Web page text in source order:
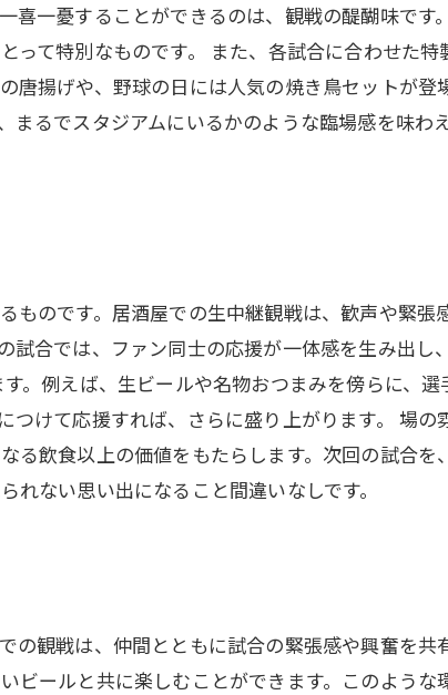
一憂することができるのは、観戦の醍醐味です
て特別なものです。 また、各試合に合わせた
揚げや、野球の日には人気の焼き鳥セットが登
るでスタジアムにいるかのような臨場感を味わ
ものです。居酒屋での生中継観戦は、歓声や緊張
合では、ファン同士の応援が一体感を生み出し
。例えば、生ビールや名物おつまみを傍らに、
けて応援すれば、さらに盛り上がります。 場
る飲食以上の価値をもたらします。次回の試合を
ない思い出になること間違いなしです。
観戦は、仲間とともに試合の緊張感や興奮を共
ールと共に楽しむことができます。このような